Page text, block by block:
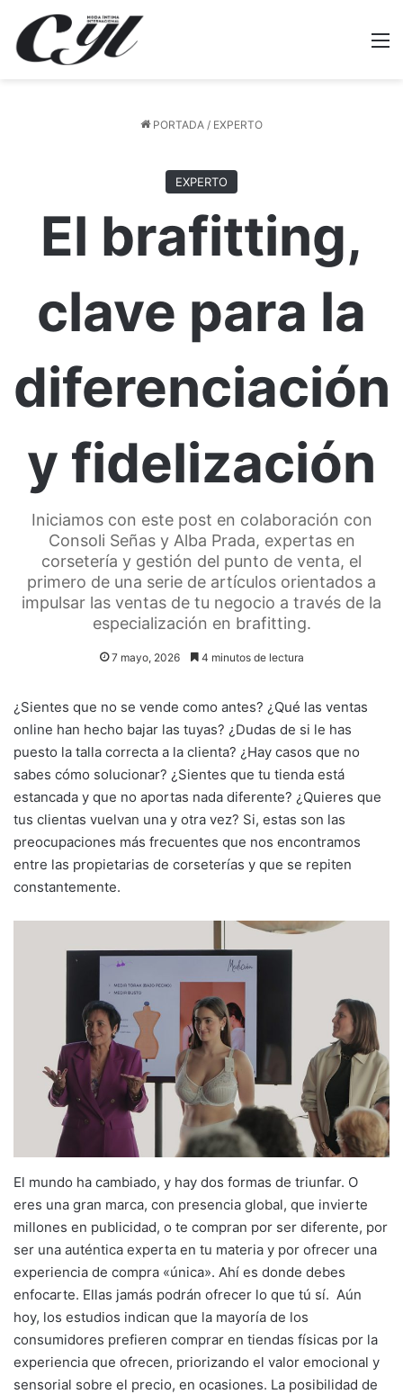
PORTADA / EXPERTO
EXPERTO
El brafitting,
clave para la
diferenciación
y fidelización
Iniciamos con este post en colaboración con
Consoli Señas y Alba Prada, expertas en
corsetería y gestión del punto de venta, el
primero de una serie de artículos orientados a
impulsar las ventas de tu negocio a través de la
especialización en brafitting.
7 mayo, 2026 4 minutos de lectura
¿Sientes que no se vende como antes? ¿Qué las ventas
online han hecho bajar las tuyas? ¿Dudas de si le has
puesto la talla correcta a la clienta? ¿Hay casos que no
sabes cómo solucionar? ¿Sientes que tu tienda está
estancada y que no aportas nada diferente? ¿Quieres que
tus clientas vuelvan una y otra vez? Si, estas son las
preocupaciones más frecuentes que nos encontramos
entre las propietarias de corseterías y que se repiten
constantemente.
El mundo ha cambiado, y hay dos formas de triunfar. O
eres una gran marca, con presencia global, que invierte
millones en publicidad, o te compran por ser diferente, por
ser una auténtica experta en tu materia y por ofrecer una
experiencia de compra «única». Ahí es donde debes
enfocarte. Ellas jamás podrán ofrecer lo que tú sí. Aún
hoy, los estudios indican que la mayoría de los
consumidores prefieren comprar en tiendas físicas por la
experiencia que ofrecen, priorizando el valor emocional y
sensorial sobre el precio, en ocasiones. La posibilidad de